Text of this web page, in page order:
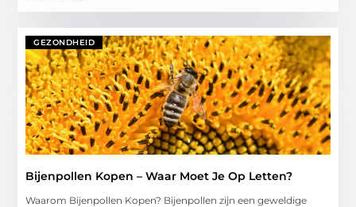
GEZONDHEID
Bijenpollen Kopen – Waar Moet Je Op Letten?
Waarom Bijenpollen Kopen? Bijenpollen zijn een geweldige